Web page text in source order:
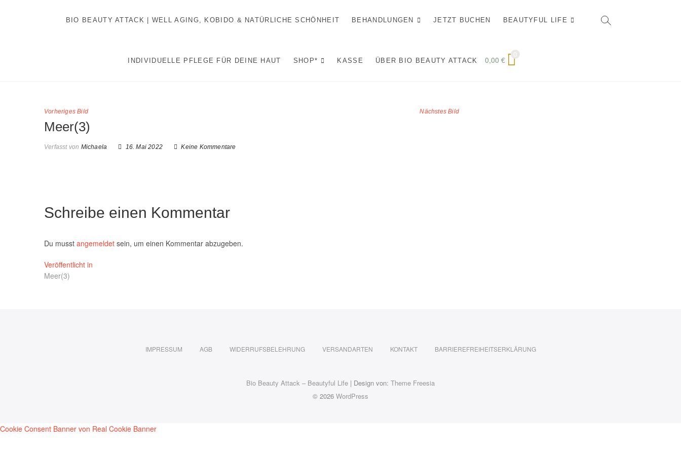
BIO BEAUTY ATTACK | WELL AGING, KOBIDO & NATÜRLICHE SCHÖNHEIT BEHANDLUNGEN JETZT BUCHEN BEAUTYFUL LIFE
INDIVIDUELLE PFLEGE FÜR DEINE HAUT SHOP* KASSE ÜBER BIO BEAUTY ATTACK 0,00 €
Vorheriges Bild Nächstes Bild
Meer(3)
Verfasst von Michaela 16. Mai 2022 Keine Kommentare
Schreibe einen Kommentar
Du musst angemeldet sein, um einen Kommentar abzugeben.
Beitragsnavigation
Veröffentlicht in
Meer(3)
IMPRESSUM AGB WIDERRUFSBELEHRUNG VERSANDARTEN KONTAKT BARRIEREFREIHEITSERKLÄRUNG
Bio Beauty Attack – Beautyful Life | Design von: Theme Freesia
© 2026 WordPress
Cookie Consent Banner von Real Cookie Banner